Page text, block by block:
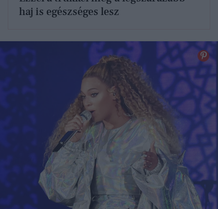
haj is egészséges lesz